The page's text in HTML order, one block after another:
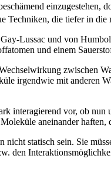
Techniken, die tiefer in
Lussac und von
und einem
zwischen
irgendwie mit anderen
interagierend vor, ob
aneinander
statisch sein. Sie
den